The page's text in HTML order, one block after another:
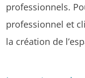
professionnels.
professionnel et
la création de